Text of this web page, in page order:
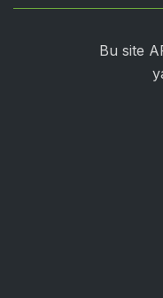
Bu site